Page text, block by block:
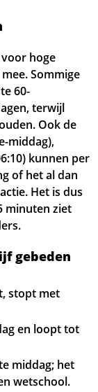
hoge
Sommige
60-
terwijl
Ook de
middag),
) kunnen per
of het al dan
Het is dus
minuten ziet
gebeden
stopt met
en loopt tot
middag; het
wetschool.